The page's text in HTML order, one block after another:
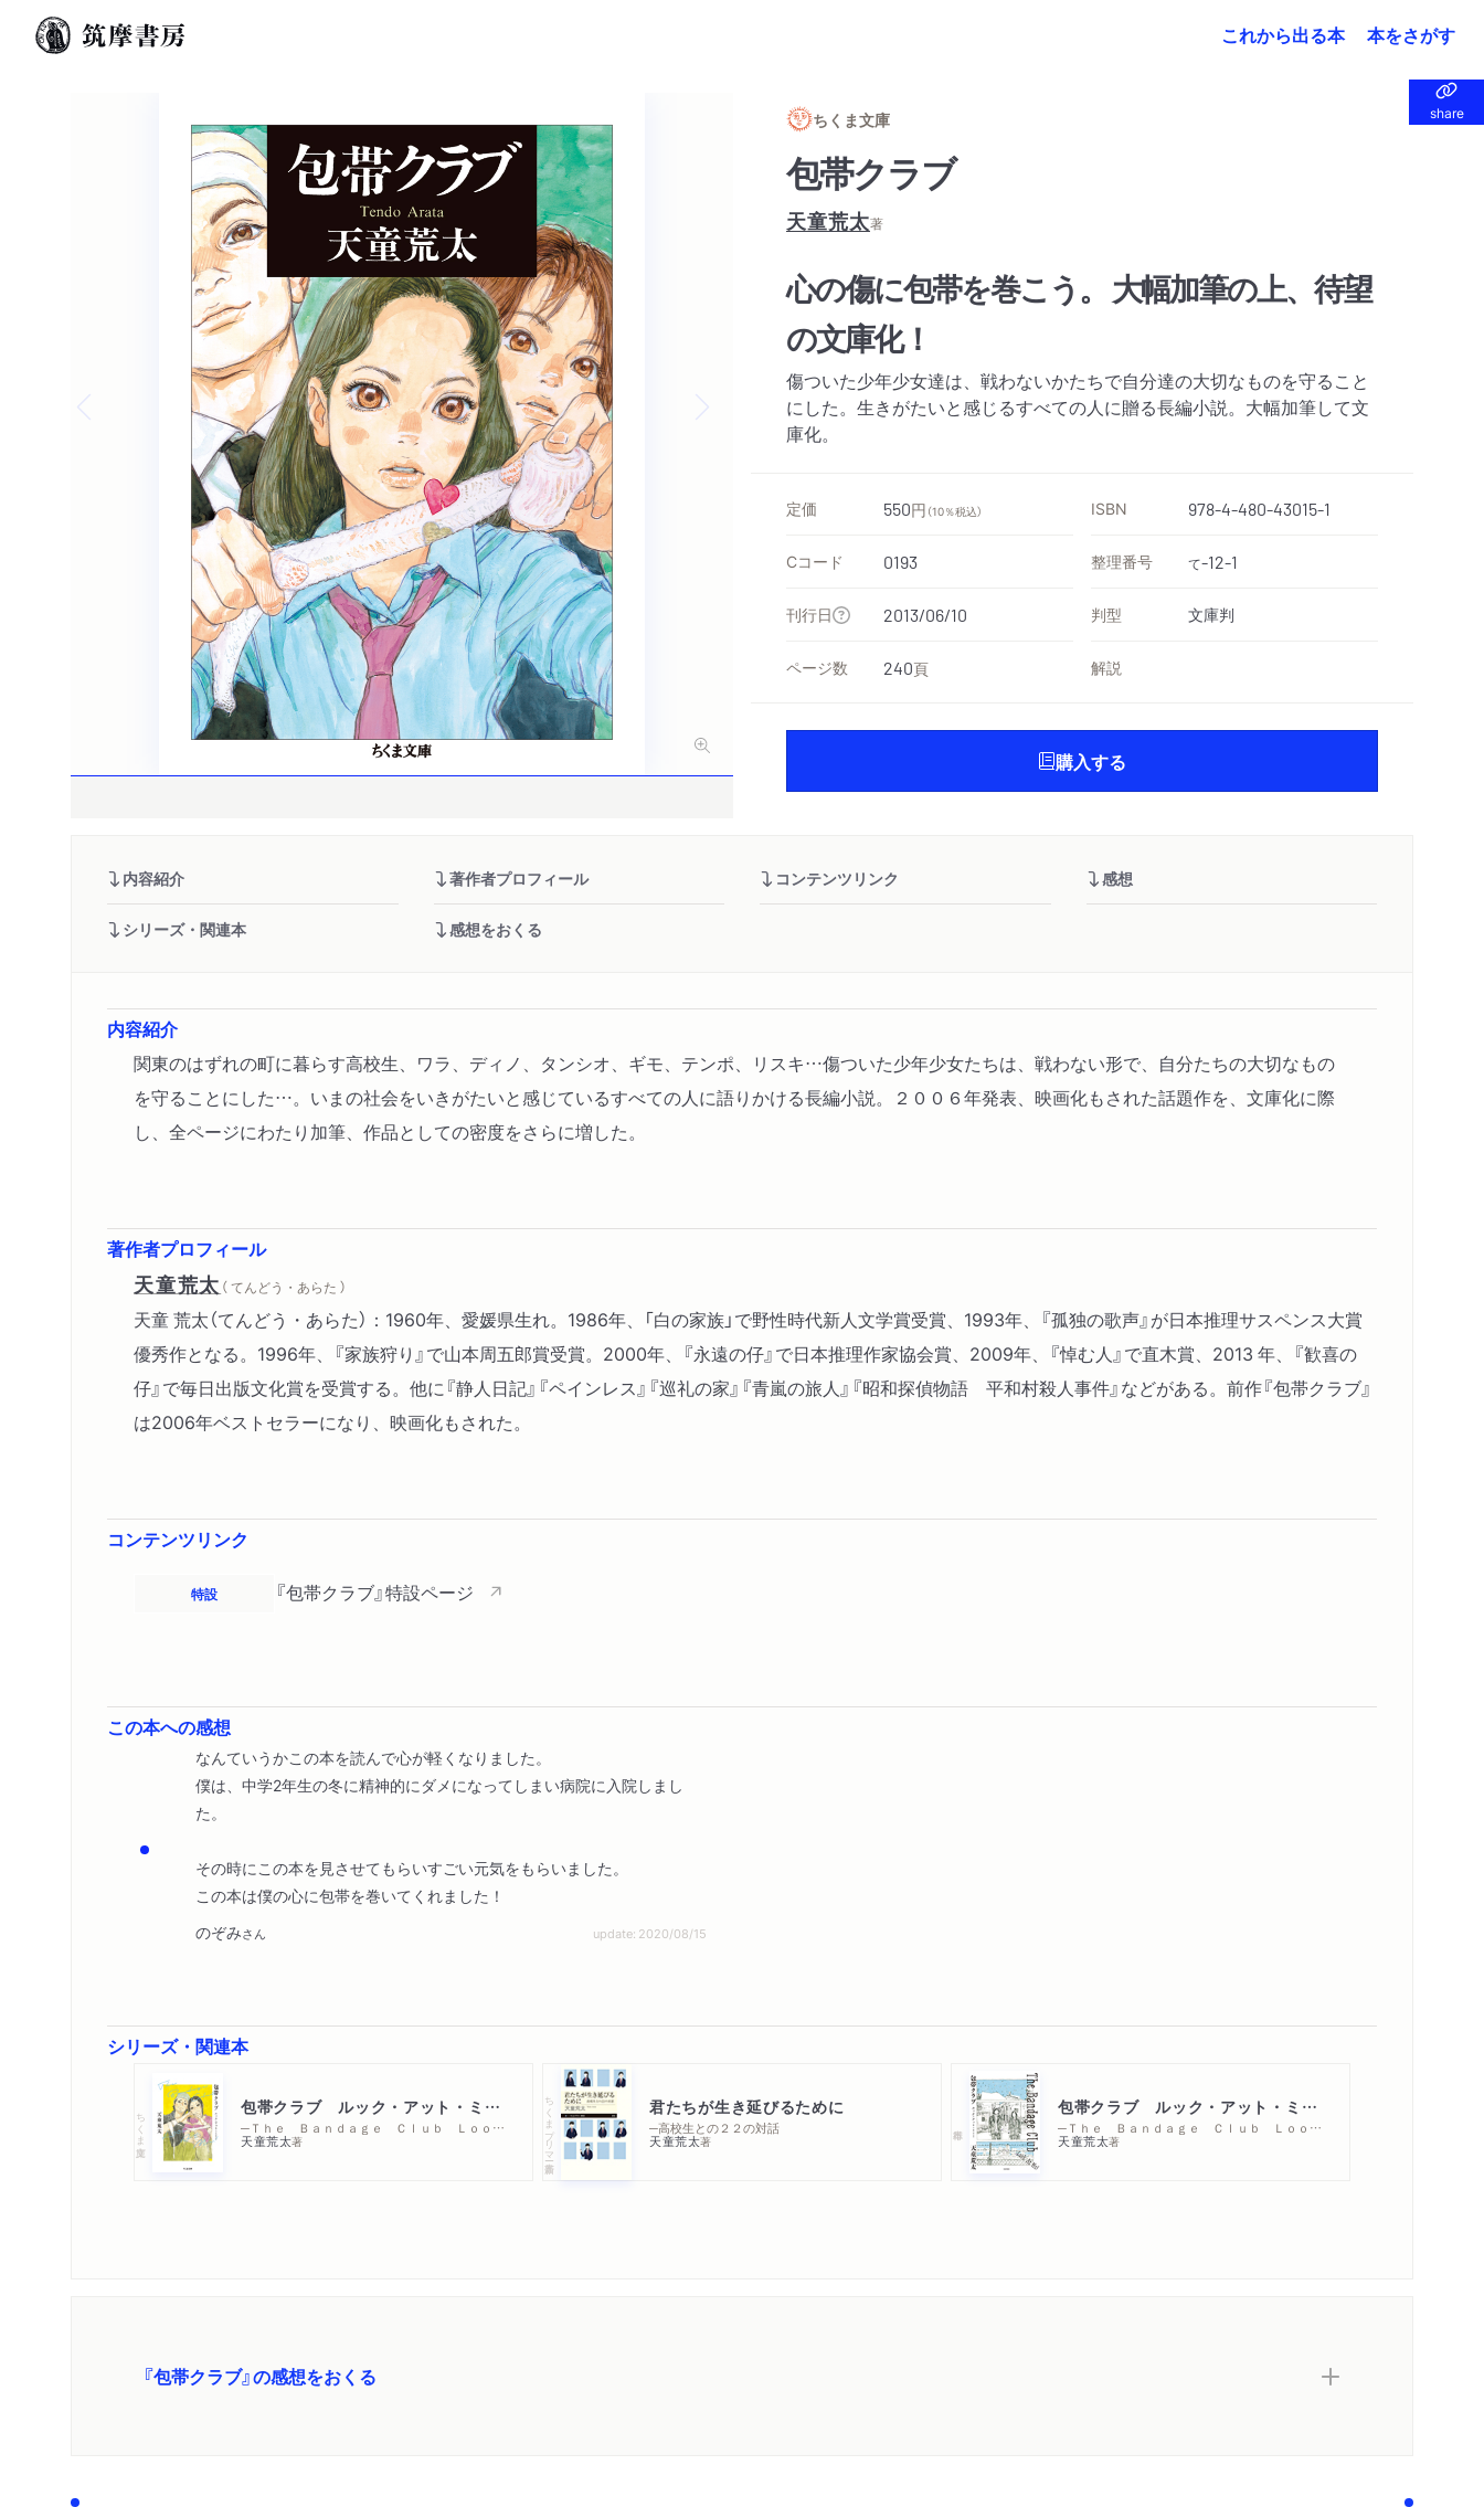
これから出る本 本をさがす
share
share
ちくま文庫
包帯クラブ
天童荒太著
心の傷に包帯を巻こう。 大幅加筆の上、待望
の文庫化！
傷ついた少年少女達は、戦わないかたちで自分達の大切なものを守ること
にした。生きがたいと感じるすべての人に贈る長編小説。大幅加筆して文
庫化。
定価 550円 （10％税込） ISBN 978-4-480-43015-1
Cコード 0193 整理番号 て-12-1
刊行日 2013/06/10 判型 文庫判
ページ数 240頁 解説
購入する
内容紹介 著作者プロフィール コンテンツリンク 感想
シリーズ・関連本 感想をおくる
内容紹介
関東のはずれの町に暮らす高校生、ワラ、ディノ、タンシオ、ギモ、テンポ、リスキ…傷ついた少年少女たちは、戦わない形で、自分たちの大切なもの
を守ることにした…。いまの社会をいきがたいと感じているすべての人に語りかける長編小説。２００６年発表、映画化もされた話題作を、文庫化に際
し、全ページにわたり加筆、作品としての密度をさらに増した。
著作者プロフィール
天童荒太 （ てんどう・あらた ）
天童 荒太（てんどう・あらた）：1960年、愛媛県生れ。1986年、「白の家族」で野性時代新人文学賞受賞、1993年、『孤独の歌声』が日本推理サスペンス大賞
優秀作となる。1996年、『家族狩り』で山本周五郎賞受賞。2000年、『永遠の仔』で日本推理作家協会賞、2009年、『悼む人』で直木賞、2013 年、『歓喜の
仔』で毎日出版文化賞を受賞する。他に『静人日記』『ペインレス』『巡礼の家』『青嵐の旅人』『昭和探偵物語 平和村殺人事件』などがある。前作『包帯クラブ』
は2006年ベストセラーになり、映画化もされた。
コンテンツリンク
特設 『包帯クラブ』特設ページ
この本への感想
なんていうかこの本を読んで心が軽くなりました。
僕は、中学2年生の冬に精神的にダメになってしまい病院に入院しまし
た。
その時にこの本を見させてもらいすごい元気をもらいました。
この本は僕の心に包帯を巻いてくれました！
のぞみさん update: 2020/08/15
シリーズ・関連本
ちくま文庫 包帯クラブ ルック・アット・ミー！
─Ｔｈｅ Ｂａｎｄａｇｅ Ｃｌｕｂ Ｌｏｏｋ Ａｔ Ｍｅ！
天童荒太著 ちくまプリマー新書 君たちが生き延びるために
─高校生との２２の対話
天童荒太著
包帯クラブ ルック・アット・ミー！
─Ｔｈｅ Ｂａｎｄａｇｅ Ｃｌｕｂ Ｌｏｏｋ Ａｔ Ｍｅ ！
天童荒太著
『包帯クラブ』の感想をおくる